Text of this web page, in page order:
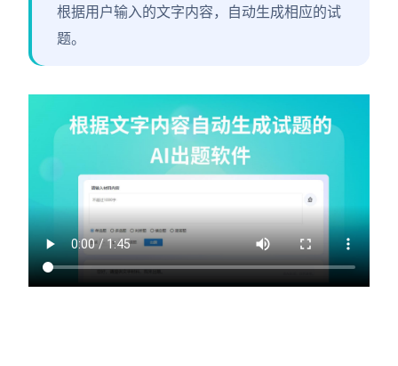
根据用户输入的文字内容，自动生成相应的试
题。